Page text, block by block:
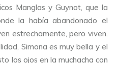
Manglas y Guynot, que la
la había abandonado el
estrechamente, pero viven.
Simona es muy bella y el
los ojos en la muchacha con